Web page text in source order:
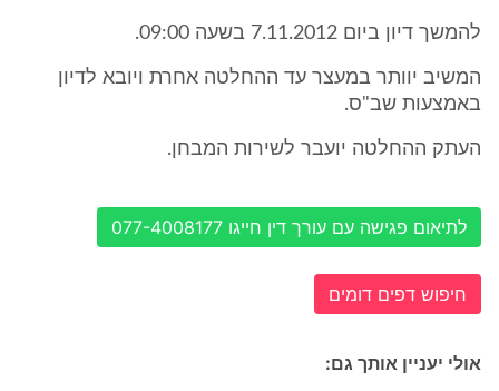
להמשך דיון ביום 7.11.2012 בשעה 09:00.
המשיב יוותר במעצר עד ההחלטה אחרת ויובא לדיון
באמצעות שב"ס.
העתק ההחלטה יועבר לשירות המבחן.
לתיאום פגישה עם עורך דין חייגו 077-4008177
חיפוש דפים דומים
אולי יעניין אותך גם: